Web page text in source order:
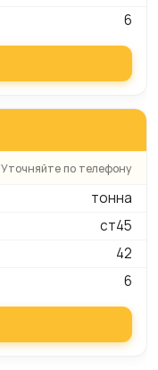
6
Уточняйте по телефону
тонна
ст45
42
6